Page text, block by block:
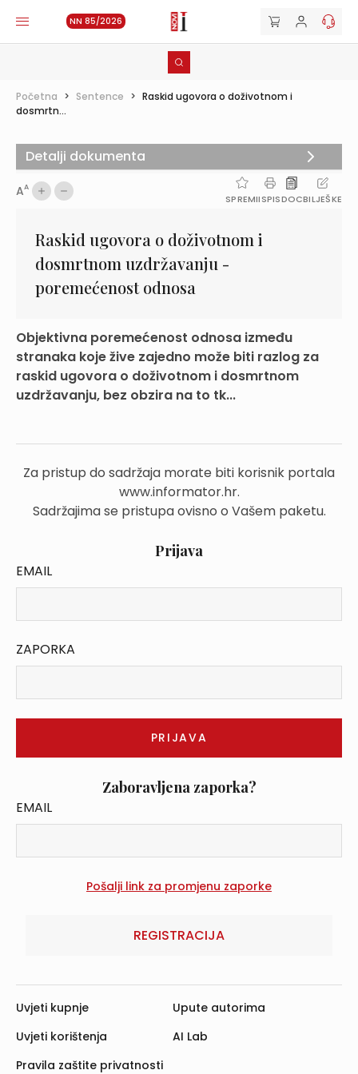
NN 85/2026
Početna > Sentence > Raskid ugovora o doživotnom i
dosmrtn...
AA
SPREMIISPISDOCBILJEŠKE
Raskid ugovora o doživotnom i
dosmrtnom uzdržavanju -
poremećenost odnosa
Objektivna poremećenost odnosa između
stranaka koje žive zajedno može biti razlog za
raskid ugovora o doživotnom i dosmrtnom
uzdržavanju, bez obzira na to tk...
Za pristup do sadržaja morate biti korisnik portala
www.informator.hr.
Sadržajima se pristupa ovisno o Vašem paketu.
Prijava
EMAIL
ZAPORKA
Zaboravljena zaporka?
EMAIL
REGISTRACIJA
Detalji dokumenta
Uvjeti kupnje
Uvjeti korištenja
Pravila zaštite privatnosti
Upute autorima
AI Lab